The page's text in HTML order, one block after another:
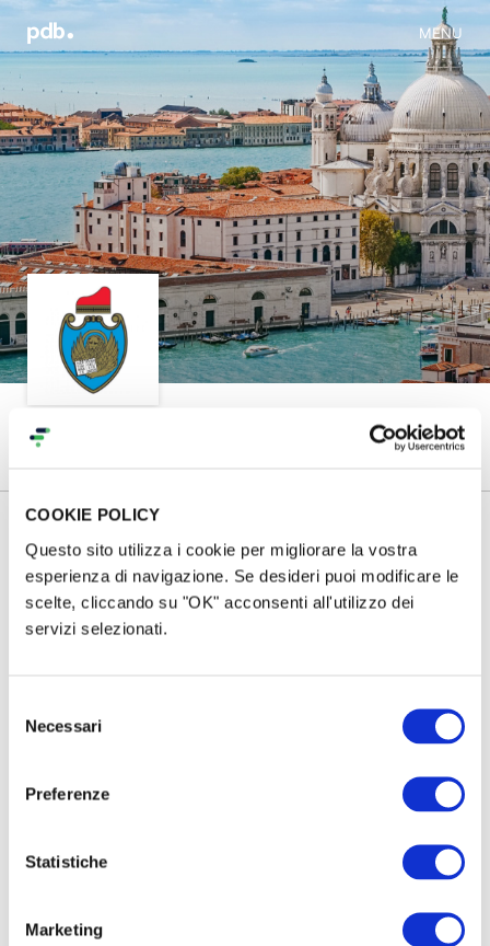
COOKIE POLICY
Questo sito utilizza i cookie per migliorare la vostra
esperienza di navigazione. Se desideri puoi modificare le
scelte, cliccando su "OK" acconsenti all'utilizzo dei
servizi selezionati.
delNecessari
Preferenze
Statistiche
Marketing
MENU
EN
FR
Iniziativa